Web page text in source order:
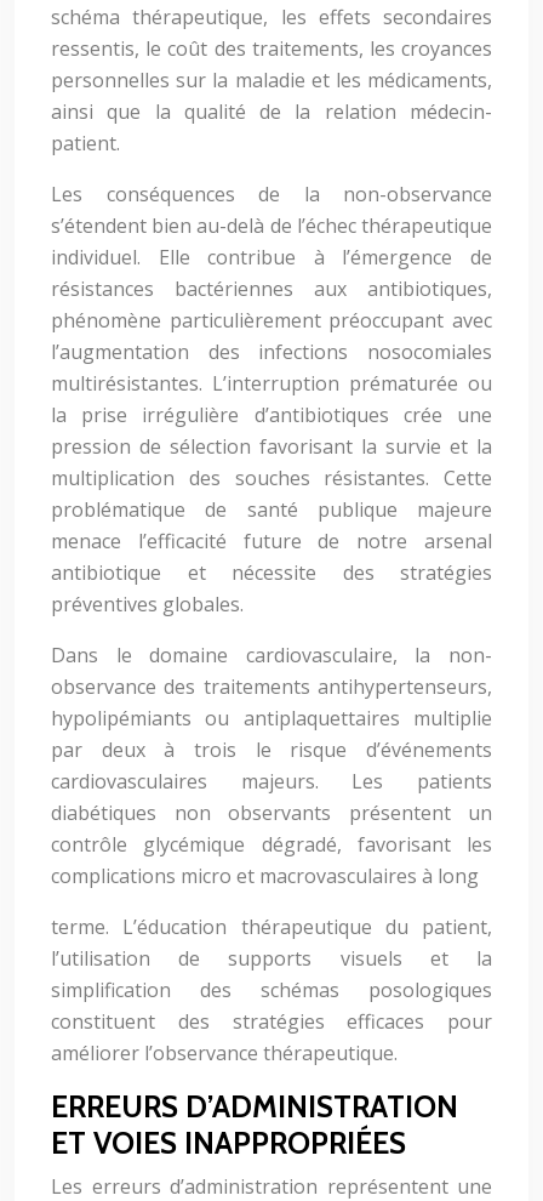
schéma thérapeutique, les effets secondaires
ressentis, le coût des traitements, les croyances
personnelles sur la maladie et les médicaments,
ainsi que la qualité de la relation médecin-
patient.
Les conséquences de la non-observance
s’étendent bien au-delà de l’échec thérapeutique
individuel. Elle contribue à l’émergence de
résistances bactériennes aux antibiotiques,
phénomène particulièrement préoccupant avec
l’augmentation des infections nosocomiales
multirésistantes. L’interruption prématurée ou
la prise irrégulière d’antibiotiques crée une
pression de sélection favorisant la survie et la
multiplication des souches résistantes. Cette
problématique de santé publique majeure
menace l’efficacité future de notre arsenal
antibiotique et nécessite des stratégies
préventives globales.
Dans le domaine cardiovasculaire, la non-
observance des traitements antihypertenseurs,
hypolipémiants ou antiplaquettaires multiplie
par deux à trois le risque d’événements
cardiovasculaires majeurs. Les patients
diabétiques non observants présentent un
contrôle glycémique dégradé, favorisant les
complications micro et macrovasculaires à long
terme. L’éducation thérapeutique du patient,
l’utilisation de supports visuels et la
simplification des schémas posologiques
constituent des stratégies efficaces pour
améliorer l’observance thérapeutique.
ERREURS D’ADMINISTRATION
ET VOIES INAPPROPRIÉES
Les erreurs d’administration représentent une